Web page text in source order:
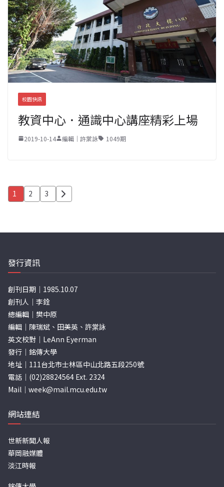
校園快訊
教資中心．通識中心講座精彩上場
2019-10-14 編輯｜許棠詠 1049期
文
分
頁
1 2 3
發行資訊
創刊日期｜1985.10.07
創刊人｜李銓
總編輯｜樊中原
編輯｜陳瑞斌、田美英、許棠詠
英文校對｜LeAnn Eyerman
發行｜銘傳大學
地址｜111台北市士林區中山北路五段250號
電話｜(02)28824564 Ext. 2324
Mail｜ week@mail.mcu.edu.tw
網站連結
世新新聞人報
華岡融媒體
淡江時報